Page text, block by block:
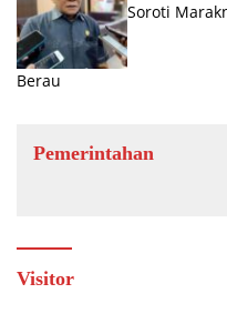
Soroti
Berau
Pemerintahan
Visitor